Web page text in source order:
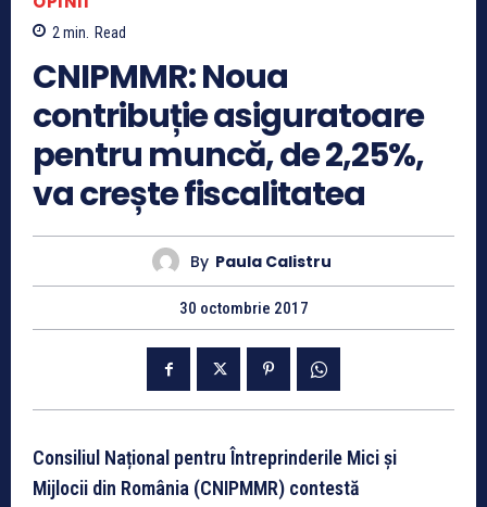
2min. Read
CNIPMMR: Noua
contribuție asiguratoare
pentru muncă, de 2,25%,
va crește fiscalitatea
By Paula Calistru
30 octombrie 2017
Consiliul Național pentru Întreprinderile Mici și
Mijlocii din România (CNIPMMR) contestă